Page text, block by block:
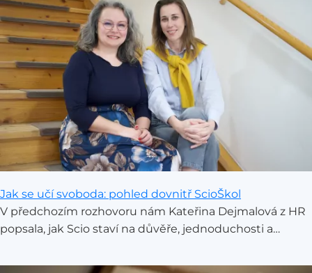
Jak se učí svoboda: pohled dovnitř ScioŠkol
V předchozím rozhovoru nám Kateřina Dejmalová z HR
popsala, jak Scio staví na důvěře, jednoduchosti a
přímo ve školách, kde se každý den potkávají děti,